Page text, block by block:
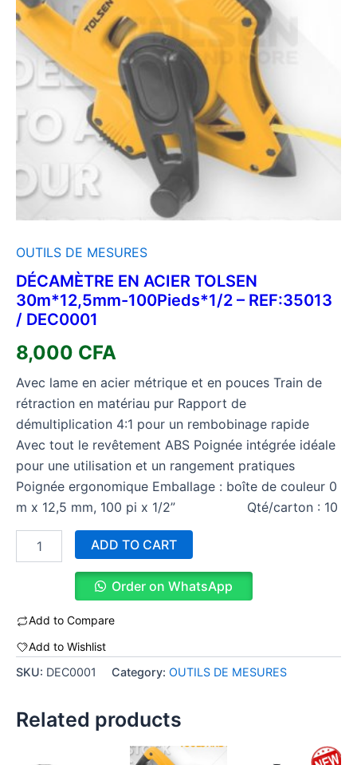
OUTILS DE MESURES
DÉCAMÈTRE EN ACIER TOLSEN
30m*12,5mm-100Pieds*1/2 – REF:35013
/ DEC0001
8,000 CFA
Avec lame en acier métrique et en pouces Train de
rétraction en matériau pur Rapport de
démultiplication 4:1 pour un rembobinage rapide
Avec tout le revêtement ABS Poignée intégrée idéale
pour une utilisation et un rangement pratiques
Poignée ergonomique Emballage : boîte de couleur 0
m x 12,5 mm, 100 pi x 1/2” Qté/carton : 10
ADD TO CART
Order on WhatsApp
Add to Compare
Add to Wishlist
SKU: DEC0001 Category: OUTILS DE MESURES
Related products